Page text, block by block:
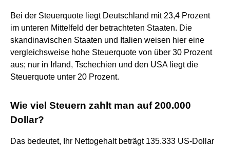
Bei der Steuerquote liegt Deutschland mit 23,4 Prozent
im unteren Mittelfeld der betrachteten Staaten. Die
skandinavischen Staaten und Italien weisen hier eine
vergleichsweise hohe Steuerquote von über 30 Prozent
aus; nur in Irland, Tschechien und den USA liegt die
Steuerquote unter 20 Prozent.
Wie viel Steuern zahlt man auf 200.000
Dollar?
Das bedeutet, Ihr Nettogehalt beträgt 135.333 US-Dollar